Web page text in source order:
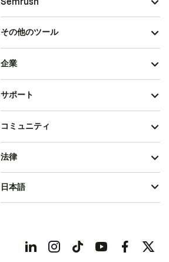
その他のツール
企業
サポート
コミュニティ
法律
日本語